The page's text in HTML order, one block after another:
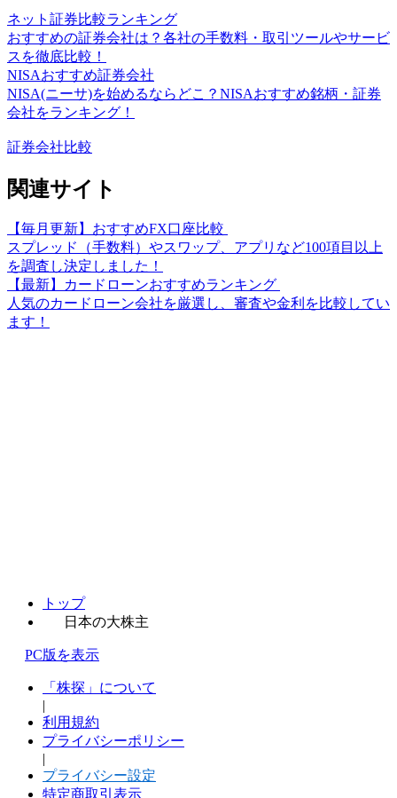
ネット証券比較ランキング
おすすめの証券会社は？各社の手数料・取引ツールやサービ
スを徹底比較！
NISAおすすめ証券会社
NISA(ニーサ)を始めるならどこ？NISAおすすめ銘柄・証券
会社をランキング！
証券会社比較
関連サイト
【毎月更新】おすすめFX口座比較
スプレッド（手数料）やスワップ、アプリなど100項目以上
を調査し決定しました！
【最新】カードローンおすすめランキング
人気のカードローン会社を厳選し、審査や金利を比較してい
ます！
トップ
日本の大株主
PC版を表示
「株探」について
|
利用規約
プライバシーポリシー
|
プライバシー設定
特定商取引表示